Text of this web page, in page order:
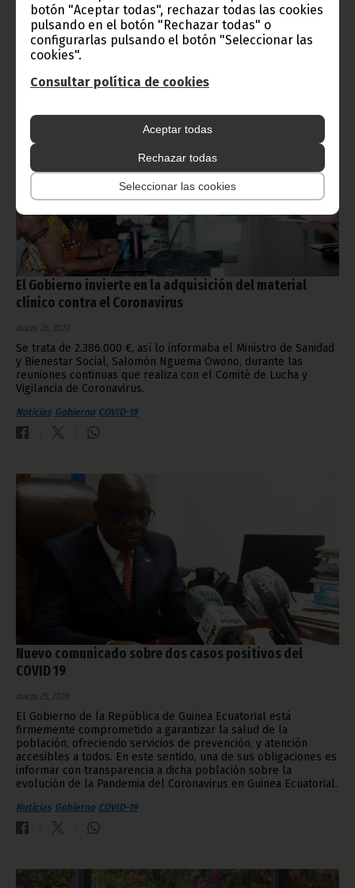
botón "Aceptar todas", rechazar todas las cookies
pulsando en el botón "Rechazar todas" o
configurarlas pulsando el botón "Seleccionar las
cookies".
Consultar política de cookies
Aceptar todas
Rechazar todas
Seleccionar las cookies
Ministerio de Sanidad y Bienestar Social. Reproducimos su
contenido completo.
Gobierno Presidencia COVID-19
El Gobierno invierte en la adquisición del material
clínico contra el Coronavirus
marzo 26, 2020
Se trata de 2.386.000 €, así lo informaba el Ministro de Sanidad
y Bienestar Social, Salomón Nguema Owono, durante las
reuniones continuas que realiza con el Comité de Lucha y
Vigilancia de Coronavirus.
Noticias Gobierno COVID-19
Nuevo comunicado sobre dos casos positivos del
COVID 19
marzo 25, 2020
El Gobierno de la República de Guinea Ecuatorial está
firmemente comprometido a garantizar la salud de la
población, ofreciendo servicios de prevención, y atención
accesibles a todos. En este sentido, una de sus obligaciones es
informar con transparencia a dicha población sobre la
evolución de la Pandemia del Coronavirus en Guinea Ecuatorial.
Noticias Gobierno COVID-19